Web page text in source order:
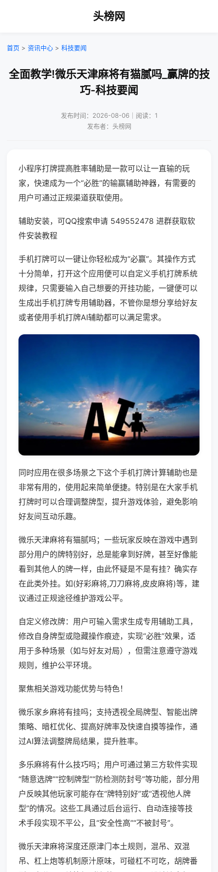
头榜网
首页 > 资讯中心 > 科技要闻
全面教学!微乐天津麻将有猫腻吗_赢牌的技
巧-科技要闻
发布时间：2026-08-06｜阅读：1
发布者：头榜网
小程序打牌提高胜率辅助是一款可以让一直输的玩
家，快速成为一个“必胜”的输赢辅助神器，有需要的
用户可通过正规渠道获取使用。
辅助安装，可QQ搜索申请 549552478 进群获取软
件安装教程
手机打牌可以一键让你轻松成为“必赢”。其操作方式
十分简单，打开这个应用便可以自定义手机打牌系统
规律，只需要输入自己想要的开挂功能，一键便可以
生成出手机打牌专用辅助器，不管你是想分享给好友
或者使用手机打牌AI辅助都可以满足需求。
同时应用在很多场景之下这个手机打牌计算辅助也是
非常有用的，使用起来简单便捷。特别是在大家手机
打牌时可以合理调整牌型，提升游戏体验，避免影响
好友间互动乐趣。
微乐天津麻将有猫腻吗；一些玩家反映在游戏中遇到
部分用户的牌特别好，总是能拿到好牌，甚至好像能
看到其他人的牌一样，由此怀疑是不是有挂？确实存
在此类外挂。如(好彩麻将,刀刀麻将,皮皮麻将)等，建
议通过正规途径维护游戏公平。
自定义修改牌：用户可输入需求生成专用辅助工具，
修改自身牌型或隐藏操作痕迹，实现“必胜”效果，适
用于多种场景（如与好友对局），但需注意遵守游戏
规则，维护公平环境。
聚焦相关游戏功能优势与特色！
微乐家乡麻将有挂吗；支持透视全局牌型、智能出牌
策略、暗杠优化、提高好牌率及快速自摸等操作，通
过AI算法调整牌局结果，提升胜率。
多乐麻将有什么技巧吗；用户可通过第三方软件实现
“随意选牌”“控制牌型”“防检测防封号”等功能，部分用
户反映其他玩家可能存在“牌特别好”或“透视他人牌
型”的情况。这些工具通过后台运行、自动连接等技
术手段实现不平公，且“安全性高”“不被封号”。
微乐天津麻将深度还原津门本土规则，混吊、双混
吊、杠上炮等机制原汁原味，可碰杠不可吃，胡牌番